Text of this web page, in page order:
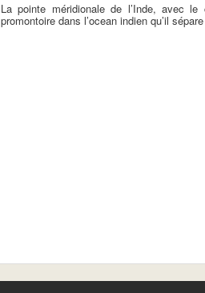
La pointe méridionale de l’Inde, avec
promontoire dans l’ocean indien qu’il